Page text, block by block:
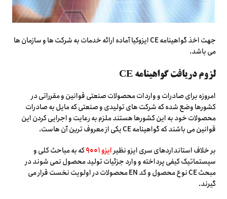
جهت اخذ گواهینامه CE ایزوکیا آماده ارائه خدمات به شرکت ها و سازمان ها
می باشد.
لزوم دریافت گواهینامه CE
امروزه برای صادرات و واردات محصولات صنعتی قوانین و مقرراتی در
کشورها وضع شده که شرکت های تولیدی و صنعتی که مایل به صادرات
محصولات خود به این کشورها هستند ملزم به رعایت و اجرایی کردن این
قوانین می باشند که گواهینامه CE یکی از معروف ترین آن هاست.
بر خلاف استانداردهای سری ایزو نظیرایزو ۹۰۰۱
که به مباحث کلی و
سیستماتیک کیفی پرداخته و وارد جزئیات تولید محصول نمی شوند در
مبحث CE نوع محصول و کد EN محصولات در اولویت نخست قرار می
گیرند.